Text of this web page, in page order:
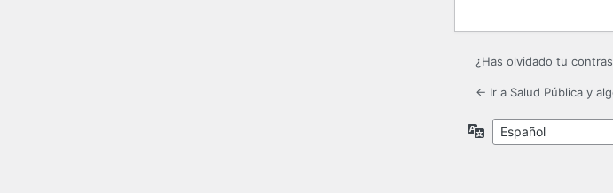
¿Has olvidado tu
← Ir a Salud Pública y
Idioma